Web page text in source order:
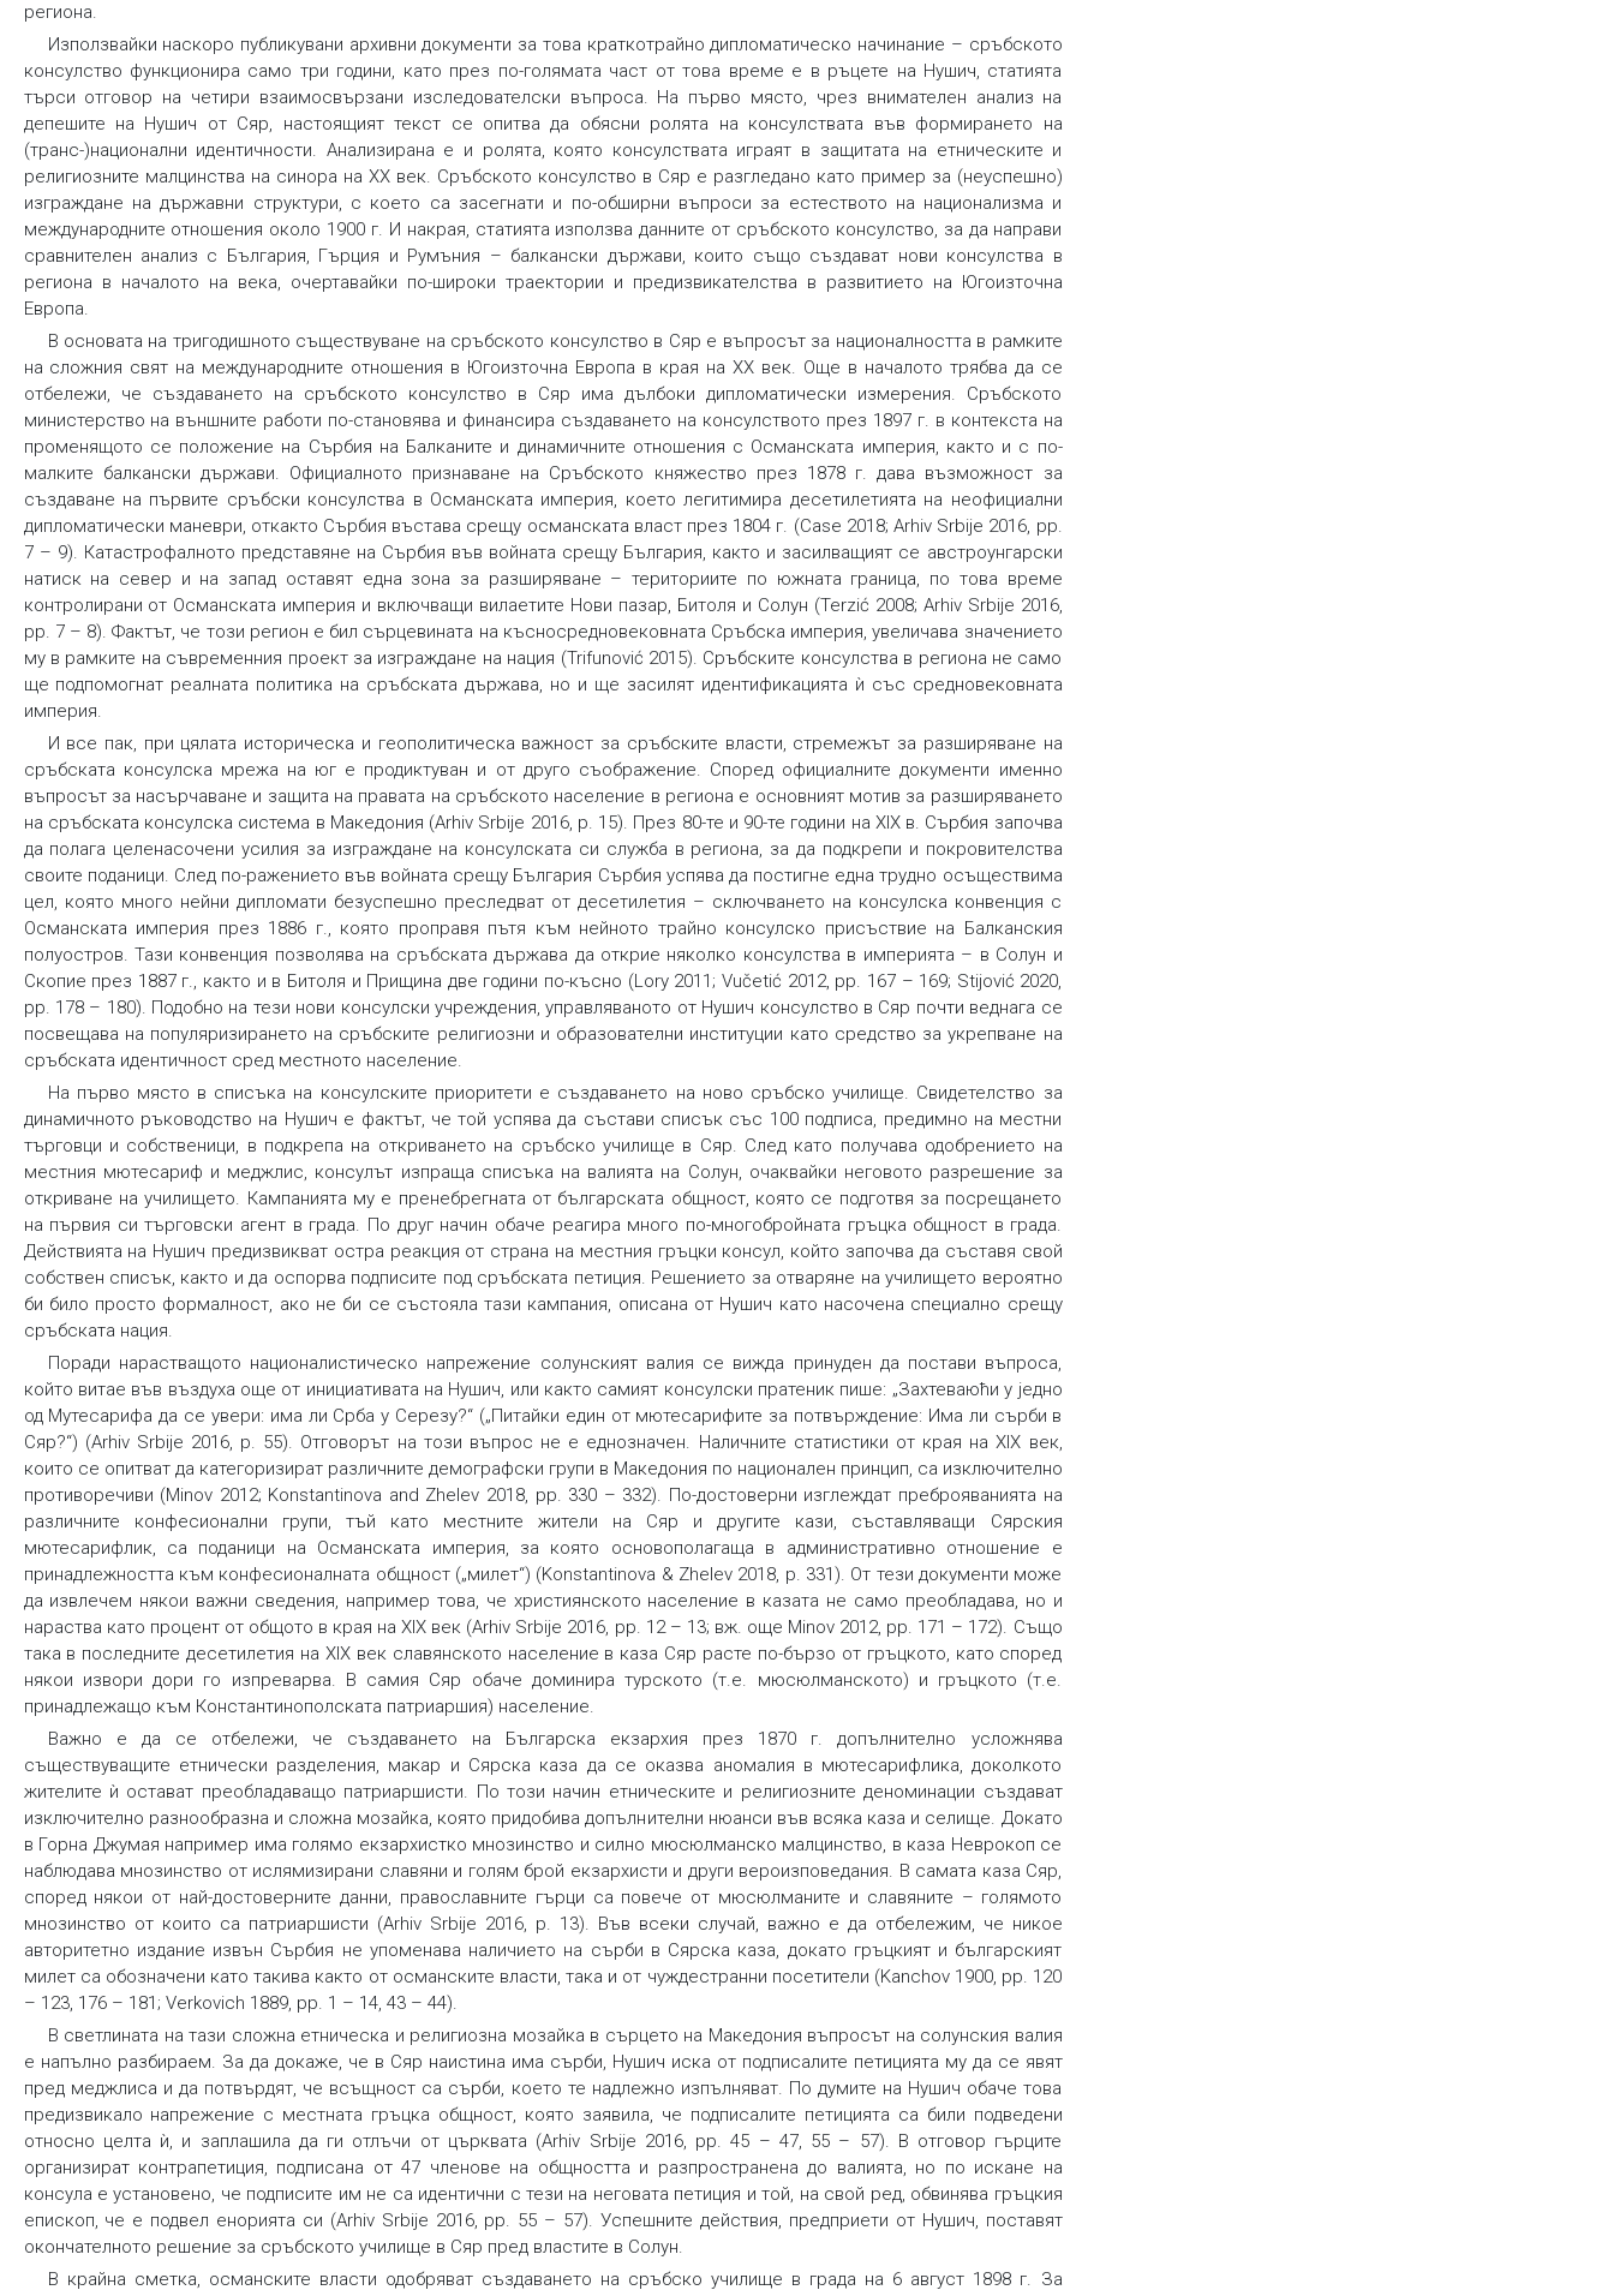
региона.
Използвайки наскоро публикувани архивни документи за това краткотрайно дипломатическо начинание – сръбското
консулство функционира само три години, като през по-голямата част от това време е в ръцете на Нушич, статията
търси отговор на четири взаимосвързани изследователски въпроса. На първо място, чрез внимателен анализ на
депешите на Нушич от Сяр, настоящият текст се опитва да обясни ролята на консулствата във формирането на
(транс-)национални идентичности. Анализирана е и ролята, която консулствата играят в защитата на етническите и
религиозните малцинства на синора на XX век. Сръбското консулство в Сяр е разгледано като пример за (неуспешно)
изграждане на държавни структури, с което са засегнати и по-обширни въпроси за естеството на национализма и
международните отношения около 1900 г. И накрая, статията използва данните от сръбското консулство, за да направи
сравнителен анализ с България, Гърция и Румъния – балкански държави, които също създават нови консулства в
региона в началото на века, очертавайки по-широки траектории и предизвикателства в развитието на Югоизточна
Европа.
В основата на тригодишното съществуване на сръбското консулство в Сяр е въпросът за националността в рамките
на сложния свят на международните отношения в Югоизточна Европа в края на ХХ век. Още в началото трябва да се
отбележи, че създаването на сръбското консулство в Сяр има дълбоки дипломатически измерения. Сръбското
министерство на външните работи по-становява и финансира създаването на консулството през 1897 г. в контекста на
променящото се положение на Сърбия на Балканите и динамичните отношения с Османската империя, както и с по-
малките балкански държави. Официалното признаване на Сръбското княжество през 1878 г. дава възможност за
създаване на първите сръбски консулства в Османската империя, което легитимира десетилетията на неофициални
дипломатически маневри, откакто Сърбия въстава срещу османската власт през 1804 г. (Case 2018; Arhiv Srbije 2016, pp.
7 – 9). Катастрофалното представяне на Сърбия във войната срещу България, както и засилващият се австроунгарски
натиск на север и на запад оставят една зона за разширяване – териториите по южната граница, по това време
контролирани от Османската империя и включващи вилаетите Нови пазар, Битоля и Солун (Terzić 2008; Arhiv Srbije 2016,
pp. 7 – 8). Фактът, че този регион е бил сърцевината на късносредновековната Сръбска империя, увеличава значението
му в рамките на съвременния проект за изграждане на нация (Trifunović 2015). Сръбските консулства в региона не само
ще подпомогнат реалната политика на сръбската държава, но и ще засилят идентификацията ѝ със средновековната
империя.
И все пак, при цялата историческа и геополитическа важност за сръбските власти, стремежът за разширяване на
сръбската консулска мрежа на юг е продиктуван и от друго съображение. Според официалните документи именно
въпросът за насърчаване и защита на правата на сръбското население в региона е основният мотив за разширяването
на сръбската консулска система в Македония (Arhiv Srbije 2016, p. 15). През 80-те и 90-те години на XIX в. Сърбия започва
да полага целенасочени усилия за изграждане на консулската си служба в региона, за да подкрепи и покровителства
своите поданици. След по-ражението във войната срещу България Сърбия успява да постигне една трудно осъществима
цел, която много нейни дипломати безуспешно преследват от десетилетия – сключването на консулска конвенция с
Османската империя през 1886 г., която проправя пътя към нейното трайно консулско присъствие на Балканския
полуостров. Тази конвенция позволява на сръбската държава да открие няколко консулства в империята – в Солун и
Скопие през 1887 г., както и в Битоля и Прищина две години по-късно (Lory 2011; Vučetić 2012, pp. 167 – 169; Stijović 2020,
pp. 178 – 180). Подобно на тези нови консулски учреждения, управляваното от Нушич консулство в Сяр почти веднага се
посвещава на популяризирането на сръбските религиозни и образователни институции като средство за укрепване на
сръбската идентичност сред местното население.
На първо място в списъка на консулските приоритети е създаването на ново сръбско училище. Свидетелство за
динамичното ръководство на Нушич е фактът, че той успява да състави списък със 100 подписа, предимно на местни
търговци и собственици, в подкрепа на откриването на сръбско училище в Сяр. След като получава одобрението на
местния мютесариф и меджлис, консулът изпраща списъка на валията на Солун, очаквайки неговото разрешение за
откриване на училището. Кампанията му е пренебрегната от българската общност, която се подготвя за посрещането
на първия си търговски агент в града. По друг начин обаче реагира много по-многобройната гръцка общност в града.
Действията на Нушич предизвикват остра реакция от страна на местния гръцки консул, който започва да съставя свой
собствен списък, както и да оспорва подписите под сръбската петиция. Решението за отваряне на училището вероятно
би било просто формалност, ако не би се състояла тази кампания, описана от Нушич като насочена специално срещу
сръбската нация.
Поради нарастващото националистическо напрежение солунският валия се вижда принуден да постави въпроса,
който витае във въздуха още от инициативата на Нушич, или както самият консулски пратеник пише: „Захтеваюћи у једно
од Мутесарифа да се увери: има ли Срба у Серезу?“ („Питайки един от мютесарифите за потвърждение: Има ли сърби в
Сяр?“) (Arhiv Srbije 2016, p. 55). Отговорът на този въпрос не е еднозначен. Наличните статистики от края на XIX век,
които се опитват да категоризират различните демографски групи в Македония по национален принцип, са изключително
противоречиви (Minov 2012; Konstantinova and Zhelev 2018, pp. 330 – 332). По-достоверни изглеждат преброяванията на
различните конфесионални групи, тъй като местните жители на Сяр и другите кази, съставляващи Сярския
мютесарифлик, са поданици на Османската империя, за която основополагаща в административно отношение е
принадлежността към конфесионалната общност („милет“) (Konstantinova & Zhelev 2018, p. 331). От тези документи може
да извлечем някои важни сведения, например това, че християнското население в казата не само преобладава, но и
нараства като процент от общото в края на XIX век (Arhiv Srbije 2016, pp. 12 – 13; вж. още Minov 2012, pp. 171 – 172). Също
така в последните десетилетия на XIX век славянското население в каза Сяр расте по-бързо от гръцкото, като според
някои извори дори го изпреварва. В самия Сяр обаче доминира турското (т.е. мюсюлманското) и гръцкото (т.е.
принадлежащо към Константинополската патриаршия) население.
Важно е да се отбележи, че създаването на Българска екзархия през 1870 г. допълнително усложнява
съществуващите етнически разделения, макар и Сярска каза да се оказва аномалия в мютесарифлика, доколкото
жителите ѝ остават преобладаващо патриаршисти. По този начин етническите и религиозните деноминации създават
изключително разнообразна и сложна мозайка, която придобива допълнителни нюанси във всяка каза и селище. Докато
в Горна Джумая например има голямо екзархистко мнозинство и силно мюсюлманско малцинство, в каза Неврокоп се
наблюдава мнозинство от ислямизирани славяни и голям брой екзархисти и други вероизповедания. В самата каза Сяр,
според някои от най-достоверните данни, православните гърци са повече от мюсюлманите и славяните – голямото
мнозинство от които са патриаршисти (Arhiv Srbije 2016, p. 13). Във всеки случай, важно е да отбележим, че никое
авторитетно издание извън Сърбия не упоменава наличието на сърби в Сярска каза, докато гръцкият и българският
милет са обозначени като такива както от османските власти, така и от чуждестранни посетители (Kanchov 1900, pp. 120
– 123, 176 – 181; Verkovich 1889, pp. 1 – 14, 43 – 44).
В светлината на тази сложна етническа и религиозна мозайка в сърцето на Македония въпросът на солунския валия
е напълно разбираем. За да докаже, че в Сяр наистина има сърби, Нушич иска от подписалите петицията му да се явят
пред меджлиса и да потвърдят, че всъщност са сърби, което те надлежно изпълняват. По думите на Нушич обаче това
предизвикало напрежение с местната гръцка общност, която заявила, че подписалите петицията са били подведени
относно целта ѝ, и заплашила да ги отлъчи от църквата (Arhiv Srbije 2016, pp. 45 – 47, 55 – 57). В отговор гърците
организират контрапетиция, подписана от 47 членове на общността и разпространена до валията, но по искане на
консула е установено, че подписите им не са идентични с тези на неговата петиция и той, на свой ред, обвинява гръцкия
епископ, че е подвел енорията си (Arhiv Srbije 2016, pp. 55 – 57). Успешните действия, предприети от Нушич, поставят
окончателното решение за сръбското училище в Сяр пред властите в Солун.
В крайна сметка, османските власти одобряват създаването на сръбско училище в града на 6 август 1898 г. За